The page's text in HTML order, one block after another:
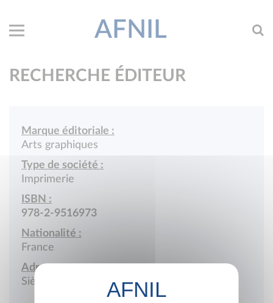
AFNIL
RECHERCHE ÉDITEUR
Marque éditoriale :
Arts graphiques
Type de société :
Imprimerie
ISBN :
978-2-9516973
Nationalité :
France
Adresse :
Siège social